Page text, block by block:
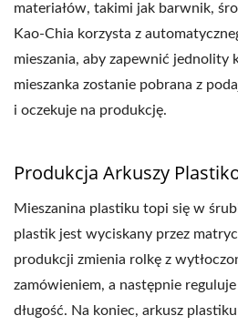
materiałów, takimi jak barwnik,
Kao-Chia korzysta z
mieszania, aby zapewnić jednolity
mieszanka zostanie pobrana z
i oczekuje na produkcję.
Produkcja Arkuszy
Mieszanina plastiku topi się w
plastik jest wyciskany przez
produkcji zmienia rolkę z
zamówieniem, a następnie
długość. Na koniec, arkusz